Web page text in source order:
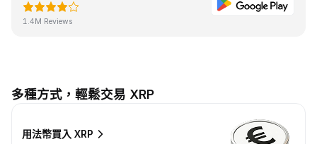
1.4M Reviews
多種方式，輕鬆交易 XRP
用法幣買入 XRP